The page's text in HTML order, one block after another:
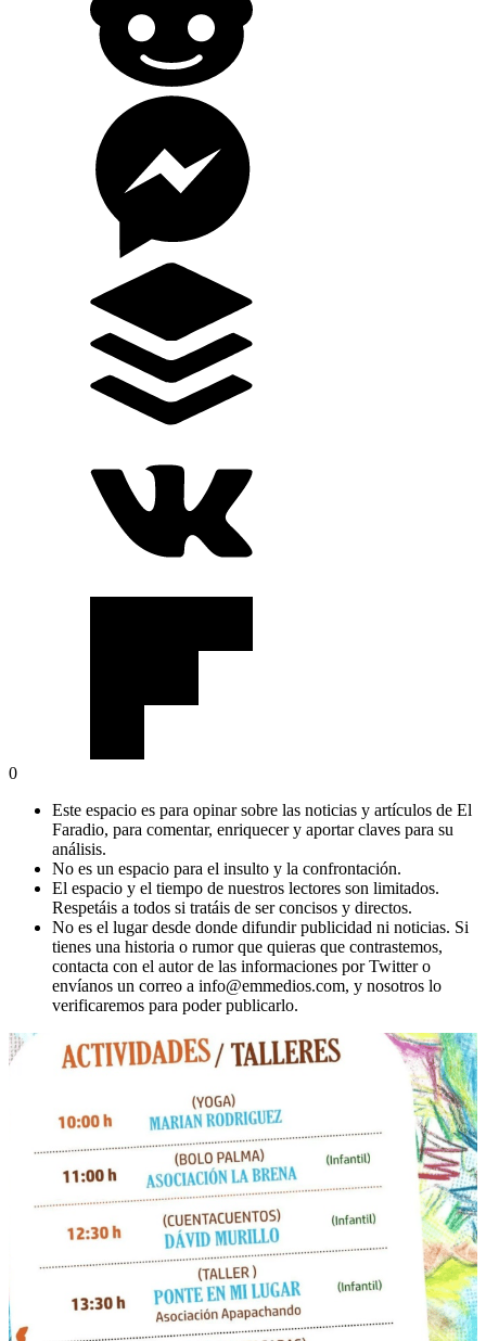
0
Este espacio es para opinar sobre las noticias y artículos de El
Faradio, para comentar, enriquecer y aportar claves para su
análisis.
No es un espacio para el insulto y la confrontación.
El espacio y el tiempo de nuestros lectores son limitados.
Respetáis a todos si tratáis de ser concisos y directos.
No es el lugar desde donde difundir publicidad ni noticias. Si
tienes una historia o rumor que quieras que contrastemos,
contacta con el autor de las informaciones por Twitter o
envíanos un correo a info@emmedios.com, y nosotros lo
verificaremos para poder publicarlo.